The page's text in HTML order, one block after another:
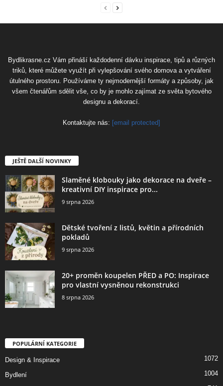
Bydlikrasne.cz Vám přináší každodenní dávku inspirace, tipů a různých
triků, které můžete využít při vylepšování svého domova a vytváření
útulného prostoru. Používáme ty nejmodernější formáty a způsoby, jak
všem čtenářům sdělit vše, co by je mohlo zajímat ze světa bytového
designu a dekorací.
Kontaktujte nás: [email protected]
JEŠTĚ DALŠÍ NOVINKY
Slaměné klobouky jako dekorace na dveře –
kreativní DIY inspirace pro...
9 srpna 2026
Dětské tvoření z listů, květin a přírodních
pokladů
9 srpna 2026
20+ proměn koupelen PŘED a PO: Inspirace
pro vlastní vysněnou rekonstrukci
8 srpna 2026
POPULÁRNÍ KATEGORIE
Design & Inspirace 1072
Bydlení
1004